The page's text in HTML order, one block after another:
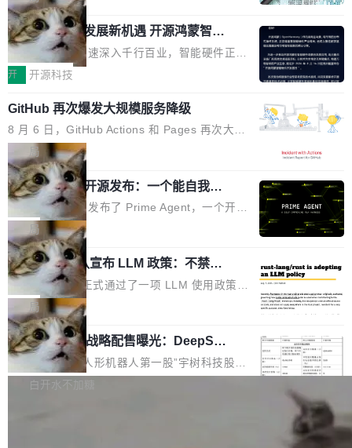
「我不认为这些会议上大部分论文都在过度宣传
或造假。问题是，作为读者，如果你筛选出那些
看起来最令人兴奋的论文，那它们大部分都是过
度宣传的。」 这才是真正的痛点。不是所有论文
都有问题，是最吸引眼球的那批论文最有问题。
他引用的帖子来自 Mathew Shen，一位 ICLR 2
026 的读者：「看了篇 ...
Pham 的一条推文。Hieu Pham 是谁？他是 xAI
的早期工程师之一，在 Grok 训练基础设施团队
工作过。近日他在 X 上发了一条帖子，列出了他
认为现代 AI 领域最重要的三个开源项目。 第一
个名字毫无悬念：Flash Attention 2。 Hieu 的
理由很具体。FA 系列不需要解释，但 FA2 是他
认为最重要的一个——复杂度恰到好处，刚好能
驱动你去学 CuTe，但还没被那些"邪恶的" Hopp
er++ 优化所淹没，足够容易修改和适配。 更关
键的是 FA2 的持久性...
共商智能硬件发展新机遇 开源鸿蒙智能
硬件开发者日杭州站即将举行
随着万物智联加速深入千行百业，智能硬件正从
单点设备迈向智能化、网联化、协同化发展。作
鸿蒙通过统一技术底座和分布式能力，为不同类
型智能设备的开发、连接与互联提供关键支撑，
也为产业链企业探索产品创新与商业增长打开新
的空间。 8月14日，开源鸿蒙智能硬件开发者日
（OHDD：OpenHarmony Hardware Develope
r Day）将在杭州启航。活动面向智能硬件产业
链企业和开发者，邀请行业专家与资深技术顾
问，围绕开源鸿蒙技术能力、设备适配、芯片适
配、功耗与稳定性调优、兼容性测评及统一互联
等内容展开系统讲解和实战交流，帮助企业进一
步了解开源鸿蒙在智能...
开 开源科技
GitHub 再次爆发大规模服务降级
8 月 6 日，GitHub Actions 和 Pages 再次大规
模服务降级，Actions 完全不可用超过 5 小时，
webhook 停发，连自托管 runner 也因调度层故
障无法工作。Pages、Copilot code review、C
opilot coding agent 全部受影响。从检测到完全
恢复，大约 12 小时。 这是 2026 年 8 月的第六
起事故，其中四起与 AI/Copilot 服务相关。 Git
Hub 员工 kdaigle 在 HN 讨论中贴出了一组数
据：2025 年全年 10 亿次 commit。现在，每周
2.75 亿次，全年预计 140 亿次。GitHub...
局
Prime Agent 开源发布：一个能自我改
进的编程 Agent，ARC-AGI 3 超越人类
专家基线
Prime Intellect 发布了 Prime Agent，一个开源
的编程 Agent Harness，核心设计围绕两个抽
象：Recursive Language Model（RLM）和 C
ontinual Harness。在 ARC-AGI 3 基准测试
上，Prime Agent + Opus 5 的组合达到了 95.
5% RHAE Best@1，超过了 ARC 报告的人类专
家基线 95.4%。 不是又一个 coding agent 包装
器 Prime Agent 的架构和市面上大多数 coding
agent 有本质区别。大多数 agent harness 的设
计是基于早期模型的能力—...
局
Rust 项目团队宣布 LLM 政策：不禁
止，但你要承认哪些代码不是你写的
Rust 语言项目正式通过了一项 LLM 使用政策，
覆盖 rust-lang/rust 单一仓库的代码贡献。这不
是项目级别的官方立场，目前由五个团队采纳，
但它可能是主流开源项目中关于 AI 辅助贡献最
细致的一份规则。 政策的核心只有一句话：LLM
可以用来分析、提炼、审阅、建议，但不能用来
局
宇树科技 IPO 战略配售曝光：DeepSe
ek 获配 93.3 万股，锁定 36 个月
8月6日晚间，“人形机器人第一股”宇树科技股份
有限公司披露IPO发行价格及战略配售结果，杭
白开水不加糖